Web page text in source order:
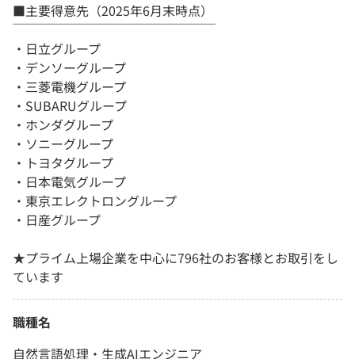
■主要得意先（2025年6月末時点）
￣￣￣￣￣￣￣￣￣￣￣￣￣￣￣￣
・日立グループ
・デンソーグループ
・三菱電機グループ
・SUBARUグループ
・ホンダグループ
・ソニーグループ
・トヨタグループ
・日本電気グループ
・東京エレクトロングループ
・日産グループ
★プライム上場企業を中心に796社のお客様とお取引をし
ています
職種名
自然言語処理・生成AIエンジニア